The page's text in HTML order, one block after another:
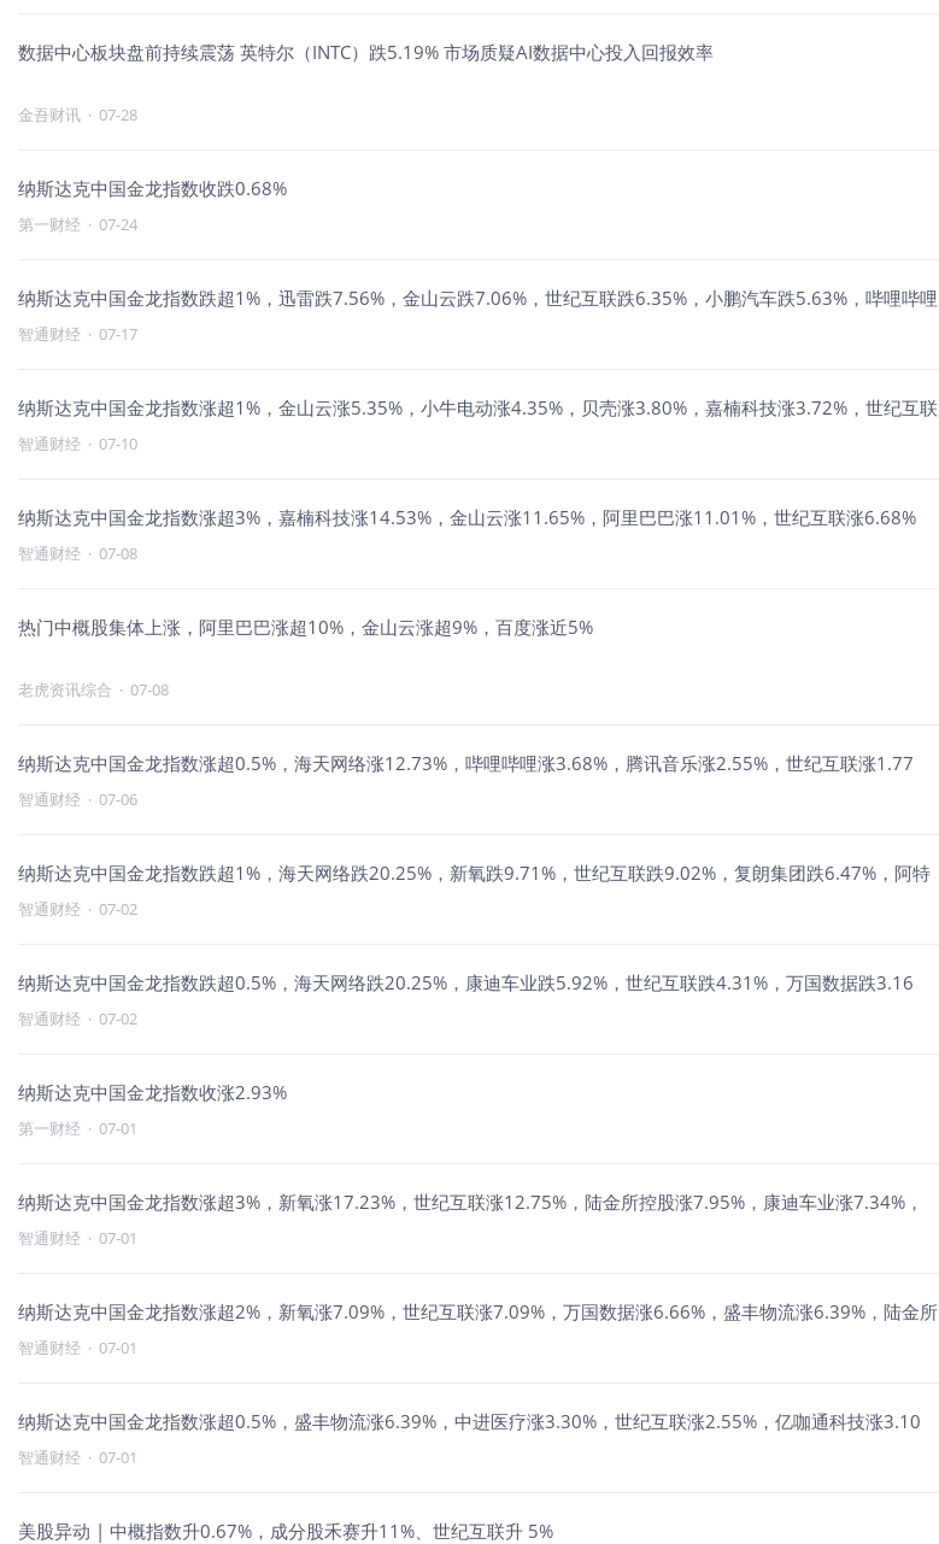
数据中心板块盘前持续震荡 英特尔（INTC）跌5.19% 市场质疑AI数据中心投入回报效率
金吾财讯 · 07-28
纳斯达克中国金龙指数收跌0.68%
第一财经 · 07-24
纳斯达克中国金龙指数跌超1%，迅雷跌7.56%，金山云跌7.06%，世纪互联跌6.35%，小鹏汽车跌5.63%，哔哩哔哩
智通财经 · 07-17
纳斯达克中国金龙指数涨超1%，金山云涨5.35%，小牛电动涨4.35%，贝壳涨3.80%，嘉楠科技涨3.72%，世纪互联
智通财经 · 07-10
纳斯达克中国金龙指数涨超3%，嘉楠科技涨14.53%，金山云涨11.65%，阿里巴巴涨11.01%，世纪互联涨6.68%
智通财经 · 07-08
热门中概股集体上涨，阿里巴巴涨超10%，金山云涨超9%，百度涨近5%
老虎资讯综合 · 07-08
纳斯达克中国金龙指数涨超0.5%，海天网络涨12.73%，哔哩哔哩涨3.68%，腾讯音乐涨2.55%，世纪互联涨1.77
智通财经 · 07-06
纳斯达克中国金龙指数跌超1%，海天网络跌20.25%，新氧跌9.71%，世纪互联跌9.02%，复朗集团跌6.47%，阿特
智通财经 · 07-02
纳斯达克中国金龙指数跌超0.5%，海天网络跌20.25%，康迪车业跌5.92%，世纪互联跌4.31%，万国数据跌3.16
智通财经 · 07-02
纳斯达克中国金龙指数收涨2.93%
第一财经 · 07-01
纳斯达克中国金龙指数涨超3%，新氧涨17.23%，世纪互联涨12.75%，陆金所控股涨7.95%，康迪车业涨7.34%，
智通财经 · 07-01
纳斯达克中国金龙指数涨超2%，新氧涨7.09%，世纪互联涨7.09%，万国数据涨6.66%，盛丰物流涨6.39%，陆金所
智通财经 · 07-01
纳斯达克中国金龙指数涨超0.5%，盛丰物流涨6.39%，中进医疗涨3.30%，世纪互联涨2.55%，亿咖通科技涨3.10
智通财经 · 07-01
美股异动 | 中概指数升0.67%，成分股禾赛升11%、世纪互联升 5%